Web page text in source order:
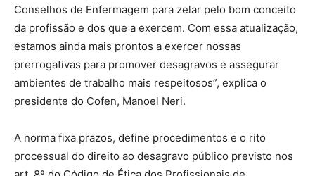
Conselhos de Enfermagem para zelar pelo bom conceito
da profissão e dos que a exercem. Com essa atualização,
estamos ainda mais prontos a exercer nossas
prerrogativas para promover desagravos e assegurar
ambientes de trabalho mais respeitosos”, explica o
presidente do Cofen, Manoel Neri.
A norma fixa prazos, define procedimentos e o rito
processual do direito ao desagravo público previsto nos